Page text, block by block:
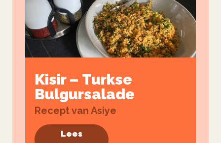
Kisir – Turkse
Bulgursalade
Recept van Asiye
Lees